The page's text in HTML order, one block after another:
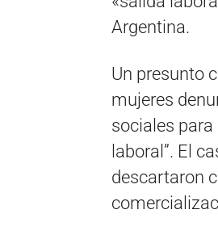
Argentina.
Un presunto
mujeres
sociales para
laboral”. El
descartaron